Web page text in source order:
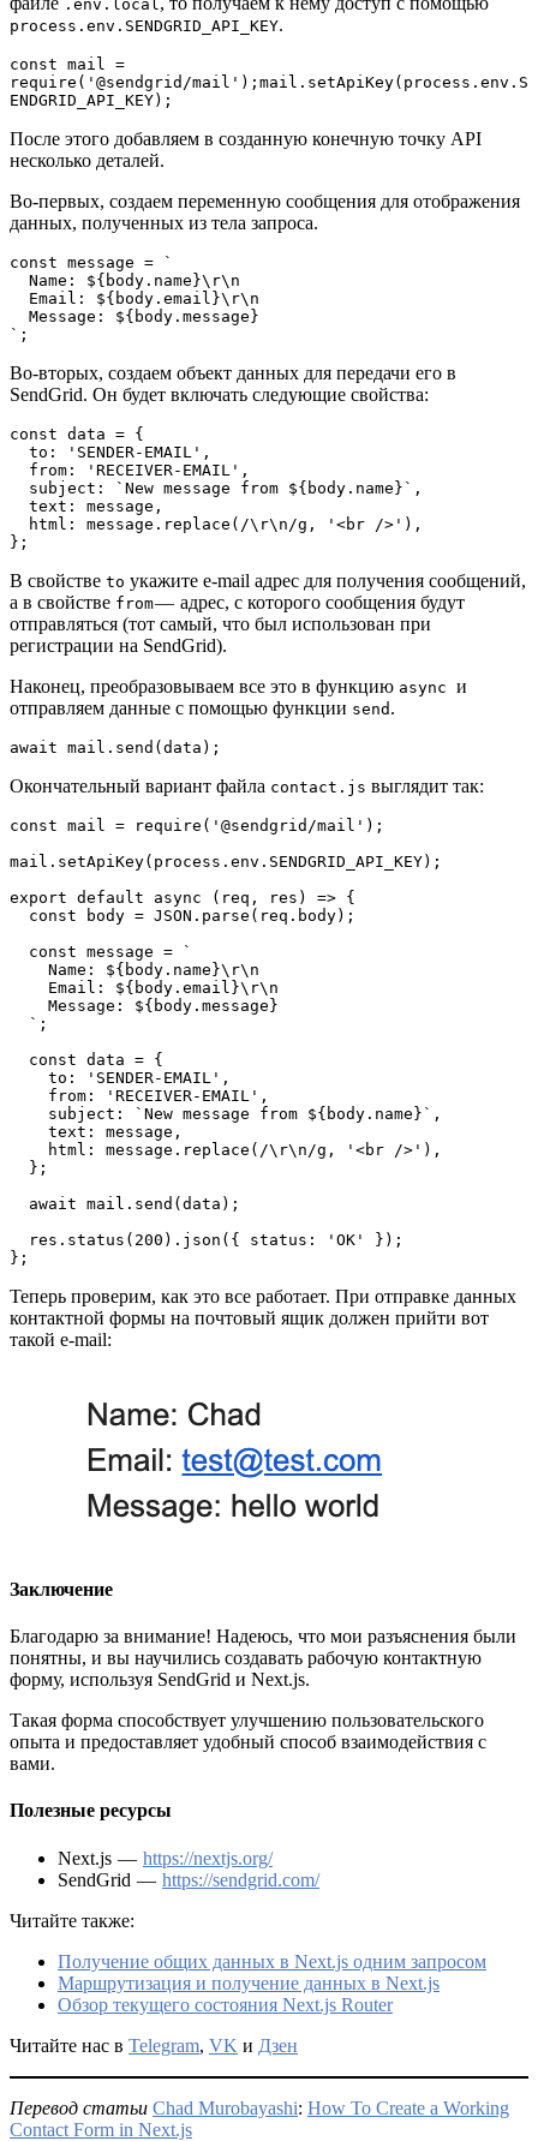
.env.local
process.env.SENDGRID_API_KEY.
const mail =
require('@sendgrid/mail');mail.setApiKey(process.env.S
ENDGRID_API_KEY);
После этого добавляем в созданную конечную точку API
несколько деталей.
Во-первых, создаем переменную сообщения для отображения
данных, полученных из тела запроса.
const message = `
  Name: ${body.name}\r\n
  Email: ${body.email}\r\n
  Message: ${body.message}
`;
Во-вторых, создаем объект данных для передачи его в
SendGrid. Он будет включать следующие свойства:
const data = {
  to: 'SENDER-EMAIL',
  from: 'RECEIVER-EMAIL',
  subject: `New message from ${body.name}`,
  text: message,
  html: message.replace(/\r\n/g, '<br />'),
};
В свойстве to укажите e-mail адрес для получения сообщений,
а в свойстве from— адрес, с которого сообщения будут
отправляться (тот самый, что был использован при
регистрации на SendGrid).
Наконец, преобразовываем все это в функцию async и
отправляем данные с помощью функции send .
await mail.send(data);
Окончательный вариант файла contact.js выглядит так:
const mail = require('@sendgrid/mail');
mail.setApiKey(process.env.SENDGRID_API_KEY);
export default async (req, res) => {
  const body = JSON.parse(req.body);
  const message = `
    Name: ${body.name}\r\n
    Email: ${body.email}\r\n
    Message: ${body.message}
  `;
  const data = {
    to: 'SENDER-EMAIL',
    from: 'RECEIVER-EMAIL',
    subject: `New message from ${body.name}`,
    text: message,
    html: message.replace(/\r\n/g, '<br />'),
  };
  await mail.send(data);
  res.status(200).json({ status: 'OK' });
};
Теперь проверим, как это все работает. При отправке данных
контактной формы на почтовый ящик должен прийти вот
такой e-mail:
Заключение
Благодарю за внимание! Надеюсь, что мои разъяснения были
понятны, и вы научились создавать рабочую контактную
форму, используя SendGrid и Next.js.
Такая форма способствует улучшению пользовательского
опыта и предоставляет удобный способ взаимодействия с
вами.
Полезные ресурсы
Next.js — https://nextjs.org/
SendGrid — https://sendgrid.com/
Читайте также:
Получение общих данных в Next.js одним запросом
Маршрутизация и получение данных в Next.js
Обзор текущего состояния Next.js Router
Читайте нас в Telegram, VK и Дзен
Перевод статьи Chad Murobayashi: How To Create a Working
Contact Form in Next.js